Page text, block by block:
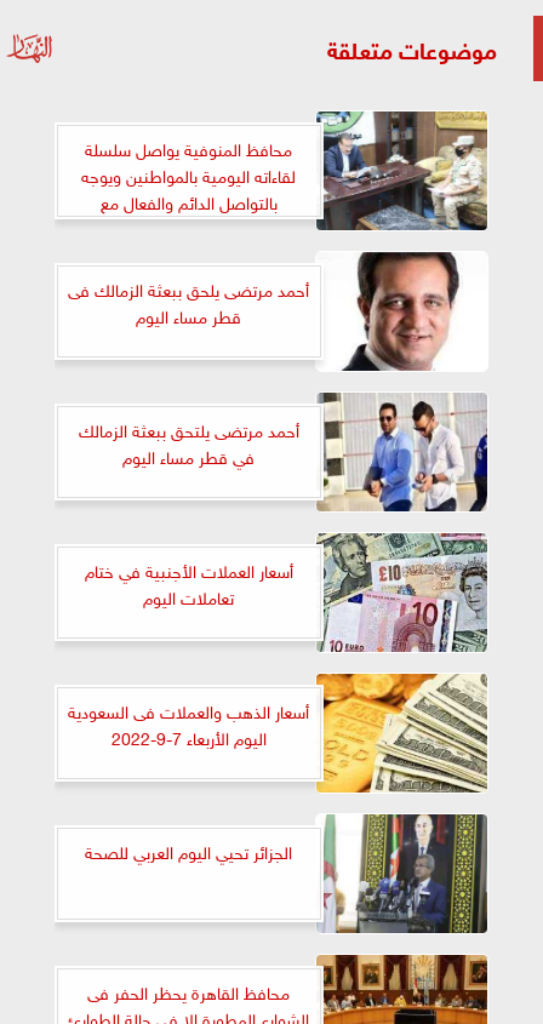
موضوعات متعلقة
محافظ المنوفية يواصل سلسلة
لقاءاته اليومية بالمواطنين ويوجه
بالتواصل الدائم والفعال مع
المواطنين
أحمد مرتضى يلحق ببعثة الزمالك فى
قطر مساء اليوم
أحمد مرتضى يلتحق ببعثة الزمالك
في قطر مساء اليوم
أسعار العملات الأجنبية في ختام
تعاملات اليوم
أسعار الذهب والعملات فى السعودية
اليوم الأربعاء 7-9-2022
الجزائر تحيي اليوم العربي للصحة
محافظ القاهرة يحظر الحفر فى
الشوارع المطورة إلا فى حالة الطوارئ